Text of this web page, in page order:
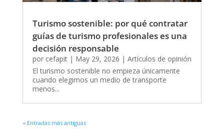
Turismo sostenible: por qué contratar
guías de turismo profesionales es una
decisión responsable
por cefapit| May 29, 2026 | Artículos de opinión
El turismo sostenible no empieza únicamente
cuando elegimos un medio de transporte
menos...
« Entradas más antiguas